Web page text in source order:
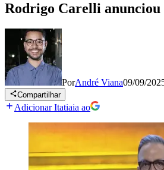
Rodrigo Carelli anunciou
PorAndré Viana09/09/
Compartilhar
Adicionar Itatiaia ao